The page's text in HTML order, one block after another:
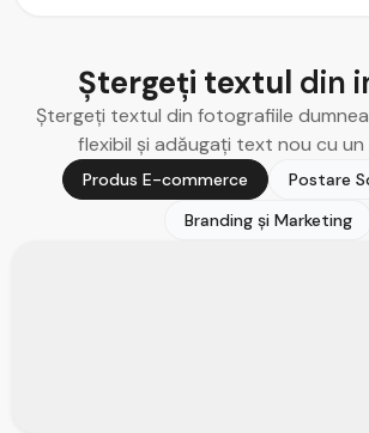
Ștergeți textul din
Ștergeți textul din fotografiile
flexibil și adăugați text nou cu un
Produs E-commerce
Postare
Branding și Marketing